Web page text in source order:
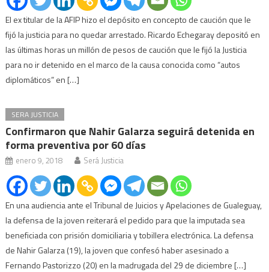
El ex titular de la AFIP hizo el depósito en concepto de caución que le
fijó la justicia para no quedar arrestado. Ricardo Echegaray depositó en
las últimas horas un millón de pesos de caución que le fijó la Justicia
para no ir detenido en el marco de la causa conocida como “autos
diplomáticos” en […]
SERA JUSTICIA
Confirmaron que Nahir Galarza seguirá detenida en
forma preventiva por 60 días
enero 9, 2018 Será Justicia
En una audiencia ante el Tribunal de Juicios y Apelaciones de Gualeguay,
la defensa de la joven reiterará el pedido para que la imputada sea
beneficiada con prisión domiciliaria y tobillera electrónica. La defensa
de Nahir Galarza (19), la joven que confesó haber asesinado a
Fernando Pastorizzo (20) en la madrugada del 29 de diciembre […]